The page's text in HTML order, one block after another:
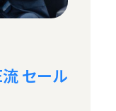
流 セール